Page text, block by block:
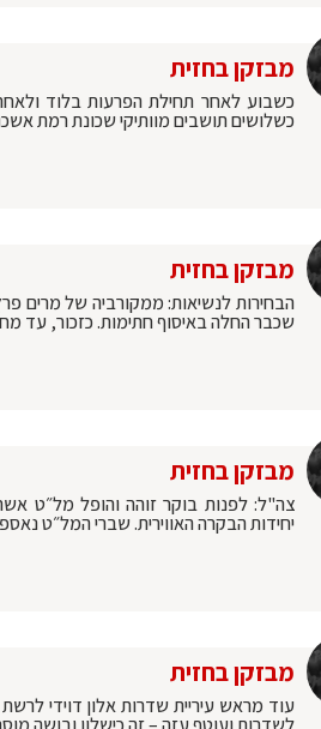
מבזקן בחזית
כשלושים תושבים מוותיקי שכונת רמת
מבזקן בחזית
הבחירות לנשיאות: ממקורביה של מרים
שכבר החלה באיסוף חתימות. כזכור, עד
מבזקן בחזית
צה"ל: לפנות בוקר זוהה והופל מל״ט
יחידות הבקרה האווירית. שברי המל״ט
מבזקן בחזית
עוד מראש עיריית שדרות אלון דוידי